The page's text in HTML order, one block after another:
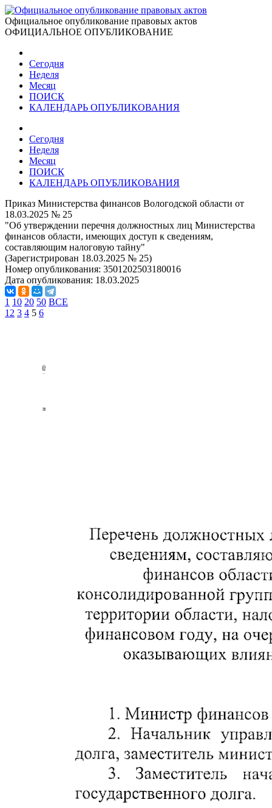
Официальное опубликование правовых актов
ОФИЦИАЛЬНОЕ ОПУБЛИКОВАНИЕ
Сегодня
Неделя
Месяц
ПОИСК
КАЛЕНДАРЬ ОПУБЛИКОВАНИЯ
Сегодня
Неделя
Месяц
ПОИСК
КАЛЕНДАРЬ ОПУБЛИКОВАНИЯ
Приказ Министерства финансов Вологодской области от
18.03.2025 № 25
"Об утверждении перечня должностных лиц Министерства
финансов области, имеющих доступ к сведениям,
составляющим налоговую тайну"
(Зарегистрирован 18.03.2025 № 25)
Номер опубликования: 3501202503180016
Дата опубликования: 18.03.2025
1 10 20 50 ВСЕ
1 2 3 4 5 6